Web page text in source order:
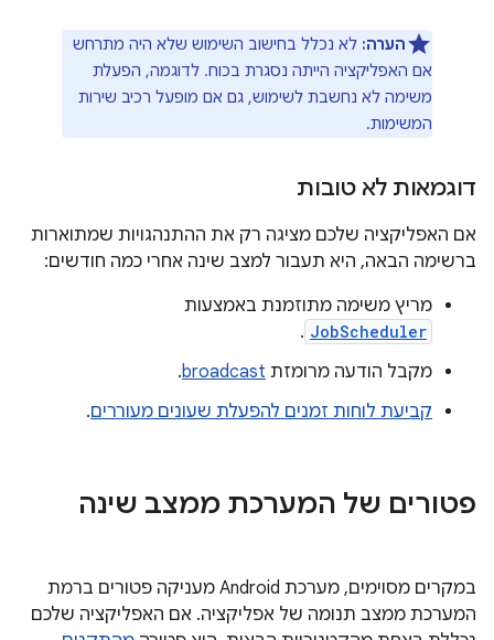
הערה: לא נכלל בחישוב השימוש שלא היה מתרחש
אם האפליקציה הייתה נסגרת בכוח. לדוגמה, הפעלת
משימה לא נחשבת לשימוש, גם אם מופעל רכיב שירות
המשימות.
דוגמאות לא טובות
אם האפליקציה שלכם מציגה רק את ההתנהגויות שמתוארות
ברשימה הבאה, היא תעבור למצב שינה אחרי כמה חודשים:
מריץ משימה מתוזמנת באמצעות
JobScheduler
.
מקבל הודעה מרומזת broadcast
.
קביעת לוחות זמנים להפעלת שעונים מעוררים.
פטורים של המערכת ממצב שינה
במקרים מסוימים, מערכת Android מעניקה פטורים ברמת
המערכת ממצב תנומה של אפליקציה. אם האפליקציה שלכם